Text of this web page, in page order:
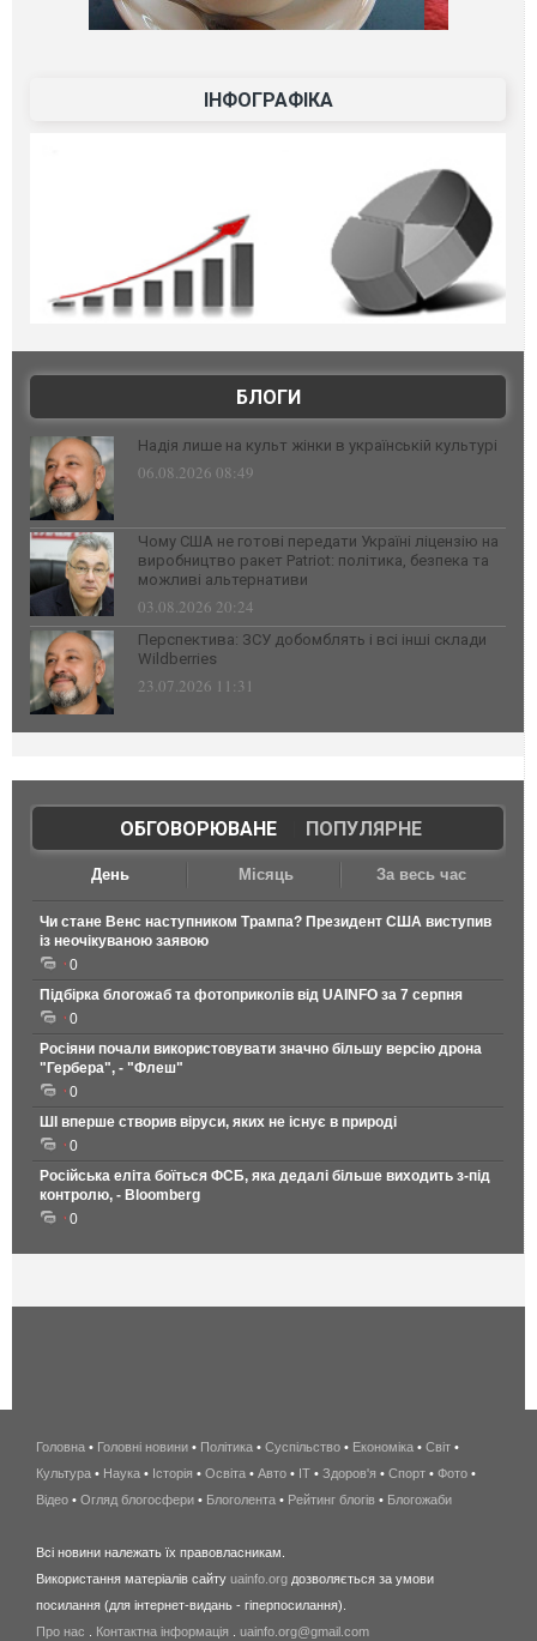
ІНФОГРАФІКА
БЛОГИ
Надія лише на культ жінки в українській культурі
06.08.2026 08:49
Чому США не готові передати Україні ліцензію на
виробництво ракет Patriot: політика, безпека та
можливі альтернативи
03.08.2026 20:24
Перспектива: ЗСУ добомблять і всі інші склади
Wildberries
23.07.2026 11:31
ОБГОВОРЮВАНЕ| ПОПУЛЯРНЕ
День Місяць За весь час
Чи стане Венс наступником Трампа? Президент США виступив
із неочікуваною заявою
0
Підбірка блогожаб та фотоприколів від UAINFO за 7 серпня
0
Росіяни почали використовувати значно більшу версію дрона
"Гербера", - "Флеш"
0
ШІ вперше створив віруси, яких не існує в природі
0
Російська еліта боїться ФСБ, яка дедалі більше виходить з-під
контролю, - Bloomberg
0
беспроводной
интернет
киев
wimax
в
Головна • Головні новини • Політика • Суспільство • Економіка • Світ •
Культура • Наука • Історія • Освіта • Авто • IT • Здоров'я • Спорт • Фото •
Відео • Огляд блогосфери • Блоголента • Рейтинг блогів • Блогожаби
Всі новини належать їх правовласникам.
Використання матеріалів сайту uainfo.org дозволяється за умови
посилання (для інтернет-видань - гіперпосилання).
Про нас
Контактна інформація uainfo.org@gmail.com